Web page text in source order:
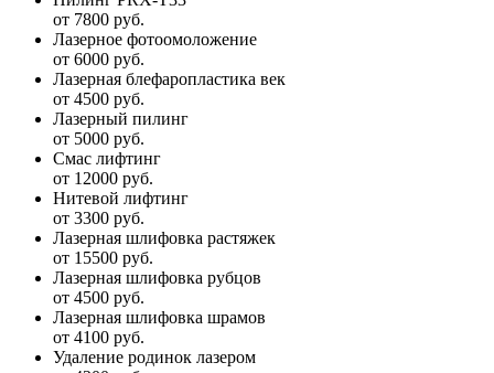
от 7800 руб.
Лазерное фотоомоложение
от 6000 руб.
Лазерная блефаропластика век
от 4500 руб.
Лазерный пилинг
от 5000 руб.
Смас лифтинг
от 12000 руб.
Нитевой лифтинг
от 3300 руб.
Лазерная шлифовка растяжек
от 15500 руб.
Лазерная шлифовка рубцов
от 4500 руб.
Лазерная шлифовка шрамов
от 4100 руб.
Удаление родинок лазером